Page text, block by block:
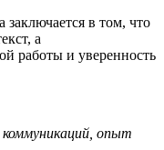
заключается в том, что
а
работы и уверенность
коммуникаций, опыт